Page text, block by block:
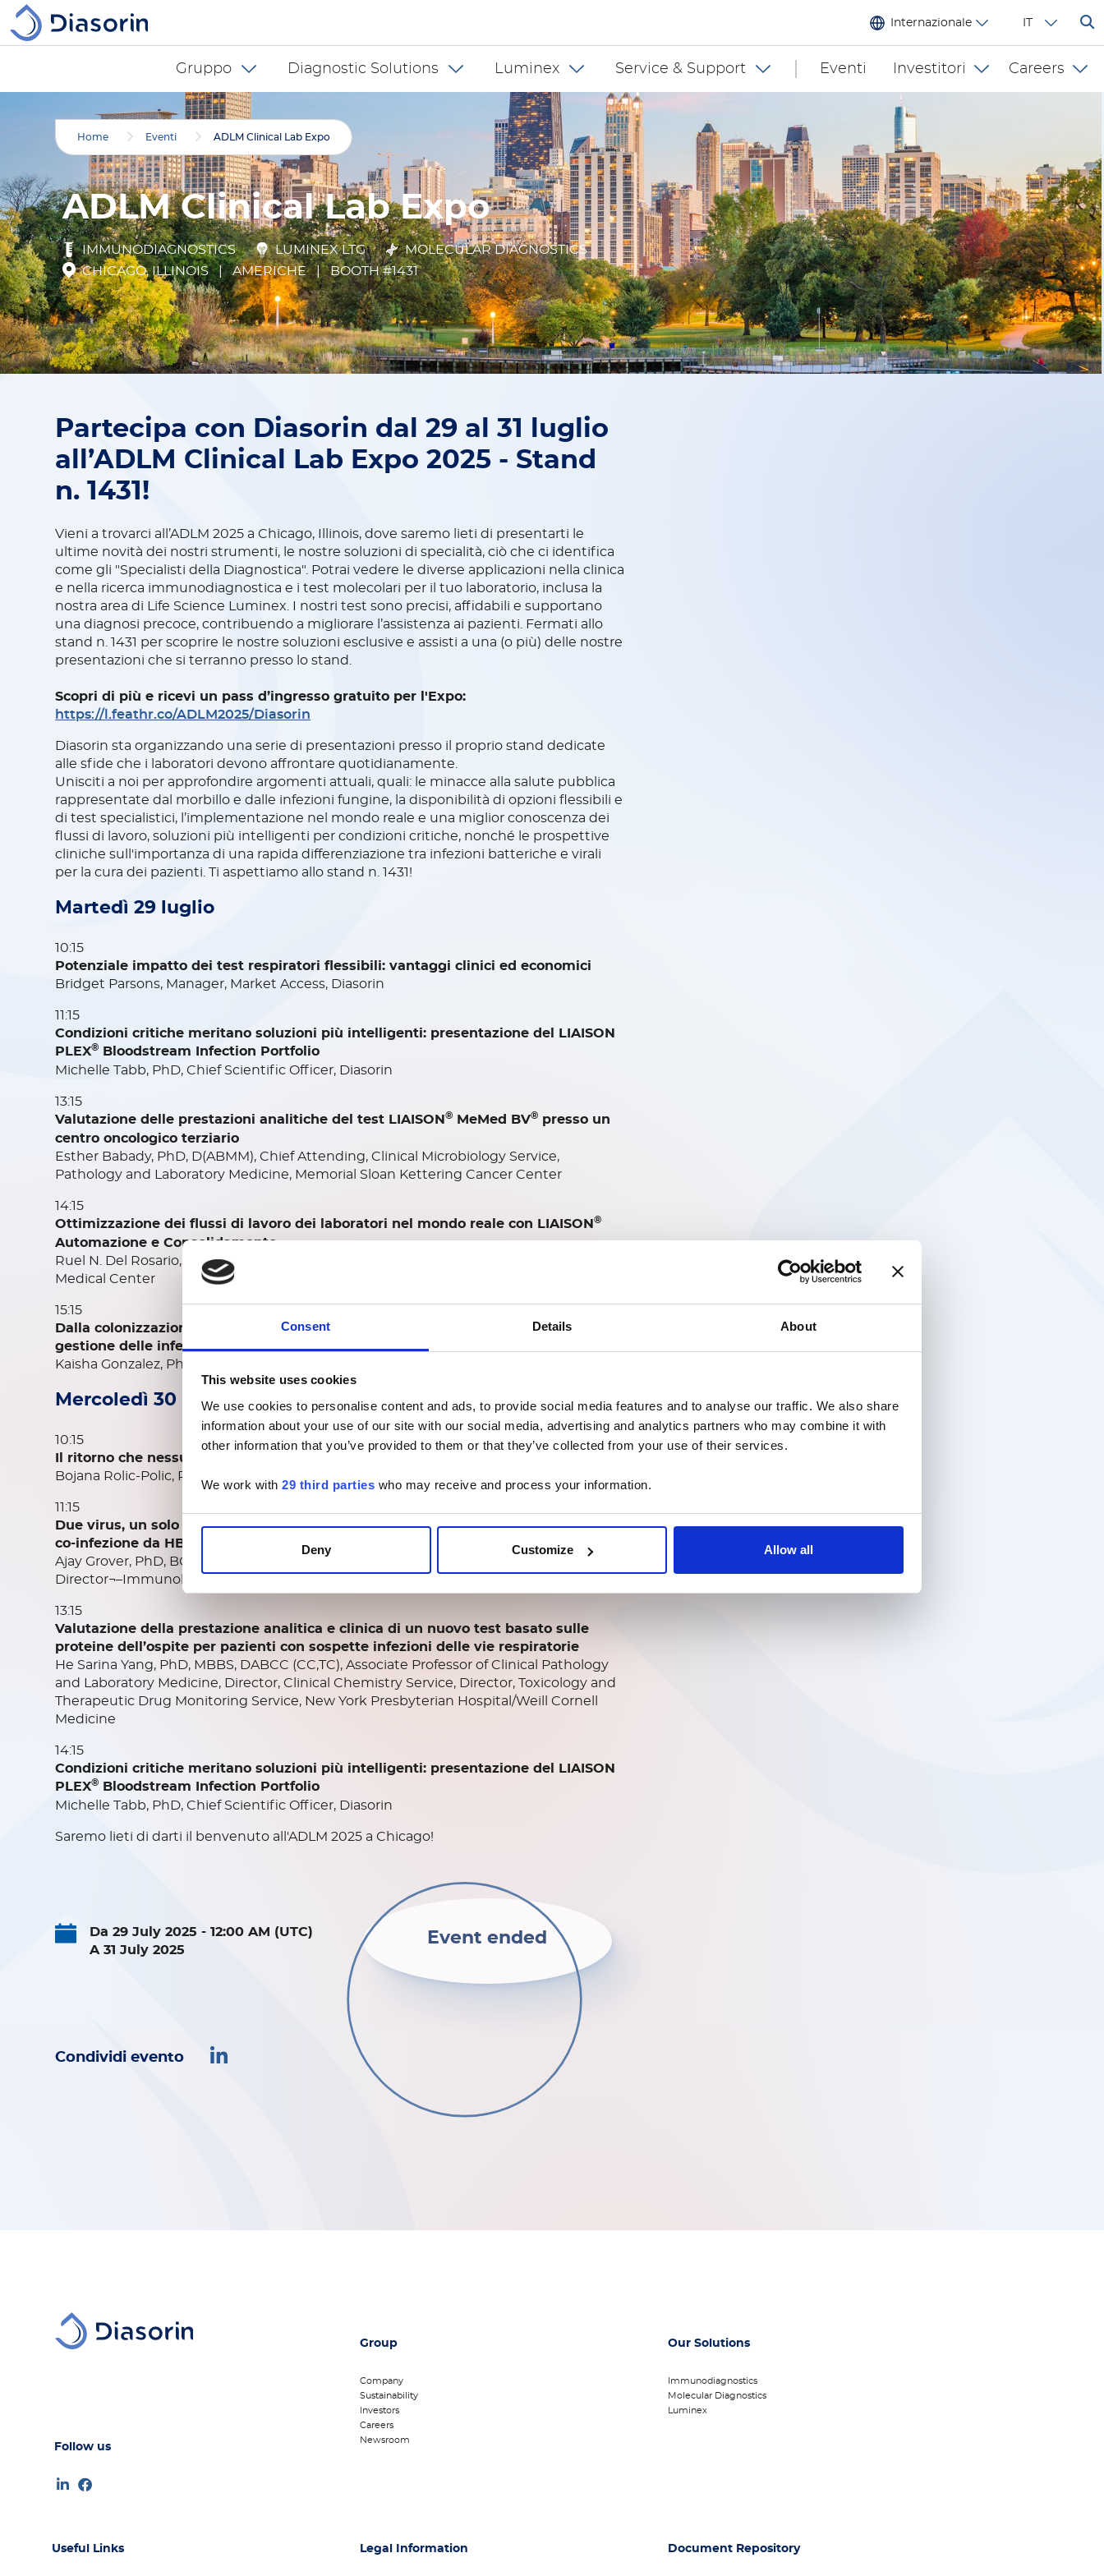
Consent Details About
This website uses cookies
We use cookies to personalise content and ads, to provide social media features and to analyse our traffic. We also share
information about your use of our site with our social media, advertising and analytics partners who may combine it with
other information that you’ve provided to them or that they’ve collected from your use of their services.
We work with 29 third parties who may receive and process your information.
Deny Customize Allow all
Salta al contenuto principale
Internazionale IT
Diasorin menu - INT
Gruppo Diagnostic Solutions Luminex Service & Support Eventi Investitori Careers
Home Eventi ADLM Clinical Lab Expo
ADLM Clinical Lab Expo
IMMUNODIAGNOSTICS LUMINEX LTG
MOLECULAR DIAGNOSTICS
CHICAGO, ILLINOIS | AMERICHE | BOOTH #1431
Partecipa con Diasorin dal 29 al 31 luglio
all’ADLM Clinical Lab Expo 2025 - Stand
n. 1431!
Vieni a trovarci all’ADLM 2025 a Chicago, Illinois, dove saremo lieti di presentarti le
ultime novità dei nostri strumenti, le nostre soluzioni di specialità, ciò che ci identifica
come gli "Specialisti della Diagnostica". Potrai vedere le diverse applicazioni nella clinica
e nella ricerca immunodiagnostica e i test molecolari per il tuo laboratorio, inclusa la
nostra area di Life Science Luminex. I nostri test sono precisi, affidabili e supportano
una diagnosi precoce, contribuendo a migliorare l’assistenza ai pazienti. Fermati allo
stand n. 1431 per scoprire le nostre soluzioni esclusive e assisti a una (o più) delle nostre
presentazioni che si terranno presso lo stand.
Scopri di più e ricevi un pass d’ingresso gratuito per l'Expo:
https://l.feathr.co/ADLM2025/Diasorin
Diasorin sta organizzando una serie di presentazioni presso il proprio stand dedicate
alle sfide che i laboratori devono affrontare quotidianamente.
Unisciti a noi per approfondire argomenti attuali, quali: le minacce alla salute pubblica
rappresentate dal morbillo e dalle infezioni fungine, la disponibilità di opzioni flessibili e
di test specialistici, l’implementazione nel mondo reale e una miglior conoscenza dei
flussi di lavoro, soluzioni più intelligenti per condizioni critiche, nonché le prospettive
cliniche sull'importanza di una rapida differenziazione tra infezioni batteriche e virali
per la cura dei pazienti. Ti aspettiamo allo stand n. 1431!
Martedì 29 luglio
10:15
Potenziale impatto dei test respiratori flessibili: vantaggi clinici ed economici
Bridget Parsons, Manager, Market Access, Diasorin
11:15
Condizioni critiche meritano soluzioni più intelligenti: presentazione del LIAISON
PLEX®
Bloodstream Infection Portfolio
Michelle Tabb, PhD, Chief Scientific Officer, Diasorin
13:15
Valutazione delle prestazioni analitiche del test LIAISON® MeMed BV® presso un
centro oncologico terziario
Esther Babady, PhD, D(ABMM), Chief Attending, Clinical Microbiology Service,
Pathology and Laboratory Medicine, Memorial Sloan Kettering Cancer Center
14:15
Ottimizzazione dei flussi di lavoro dei laboratori nel mondo reale con LIAISON®
Automazione e Consolidamento
Ruel N. Del Rosario, MSHSA, MT (ASCP), Director, Laboratory Services Eisenhower
Medical Center
15:15
Dalla colonizzazione alle malattie invasive: diagnostica future-ready per la
gestione delle infezioni fungine
Kaisha Gonzalez, PhD, Regional Director, Scientific Affairs, Diasorin
Mercoledì 30 luglio
10:15
Il ritorno che nessuno voleva: morbillo 2025
Bojana Rolic-Polic, Regional Director, Scientific Affairs, Diasorin
11:15
Due virus, un solo fegato: come orientarsi tra le linee guida per la diagnosi della
co-infezione da HBV e HDV
Ajay Grover, PhD, BCMAS, HCLD(ABB), Scientific Director-CET/ADRL, Discipline
Director¬–Immunology and Flow Cytometry, Director–Viromed Laboratories, Labcorp
13:15
Valutazione della prestazione analitica e clinica di un nuovo test basato sulle
proteine dell’ospite per pazienti con sospette infezioni delle vie respiratorie
He Sarina Yang, PhD, MBBS, DABCC (CC,TC), Associate Professor of Clinical Pathology
and Laboratory Medicine, Director, Clinical Chemistry Service, Director, Toxicology and
Therapeutic Drug Monitoring Service, New York Presbyterian Hospital/Weill Cornell
Medicine
14:15
Condizioni critiche meritano soluzioni più intelligenti: presentazione del LIAISON
PLEX®
Bloodstream Infection Portfolio
Michelle Tabb, PhD, Chief Scientific Officer, Diasorin
Saremo lieti di darti il benvenuto all'ADLM 2025 a Chicago!
Da 29 July 2025 - 12:00 AM (UTC)
A 31 July 2025
Event ended
Condividi evento
Follow us
Group
Company
Sustainability
Investors
Careers
Newsroom
Our Solutions
Immunodiagnostics
Molecular Diagnostics
Luminex
Useful Links Legal Information Document Repository